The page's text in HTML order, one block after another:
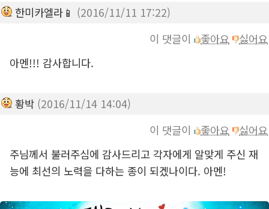
한미카엘라📱 (2016/11/11 17:22)
이 댓글이
좋아요
싫어요
아멘!!! 감사합니다.
황박 (2016/11/14 14:04)
이 댓글이
좋아요
싫어요
주님께서 불러주심에 감사드리고 각자에게 알맞게 주신 재
능에 최선의 노력을 다하는 종이 되겠나이다. 아멘!